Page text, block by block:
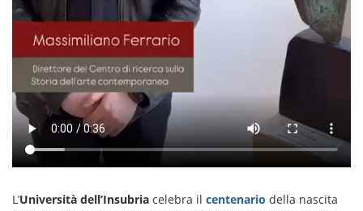
L’Università dell’Insubria celebra il centenario della nascita